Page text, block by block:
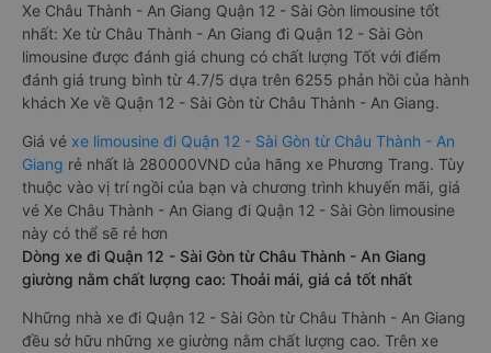
Xe Châu Thành - An Giang Quận 12 - Sài Gòn limousine tốt
nhất: Xe từ Châu Thành - An Giang đi Quận 12 - Sài Gòn
limousine được đánh giá chung có chất lượng Tốt với điểm
đánh giá trung bình từ 4.7/5 dựa trên 6255 phản hồi của hành
khách Xe về Quận 12 - Sài Gòn từ Châu Thành - An Giang.
Giá vé xe limousine đi Quận 12 - Sài Gòn từ Châu Thành - An
Giang rẻ nhất là 280000VND của hãng xe Phương Trang. Tùy
thuộc vào vị trí ngồi của bạn và chương trình khuyến mãi, giá
vé Xe Châu Thành - An Giang đi Quận 12 - Sài Gòn limousine
này có thể sẽ rẻ hơn
Dòng xe đi Quận 12 - Sài Gòn từ Châu Thành - An Giang
giường nằm chất lượng cao: Thoải mái, giá cả tốt nhất
Những nhà xe đi Quận 12 - Sài Gòn từ Châu Thành - An Giang
đều sở hữu những xe giường nằm chất lượng cao. Trên xe